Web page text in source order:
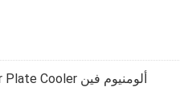
ألومنيوم فين Thermo Electric 8A 24VDC Peltier Plate Cooler